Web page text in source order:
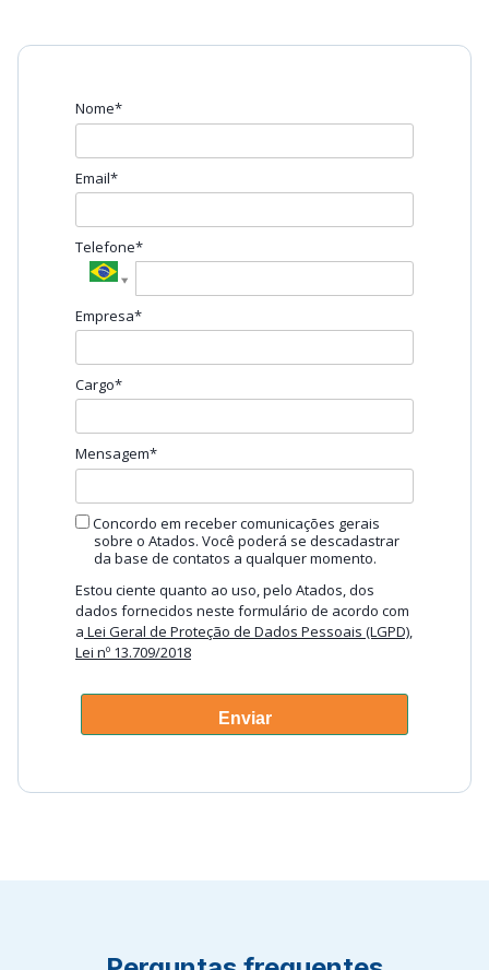
Nome*
Email*
Telefone*
Empresa*
Cargo*
Mensagem*
Concordo em receber comunicações gerais
sobre o Atados. Você poderá se descadastrar
da base de contatos a qualquer momento.
Estou ciente quanto ao uso, pelo Atados, dos
dados fornecidos neste formulário de acordo com
a Lei Geral de Proteção de Dados Pessoais (LGPD),
Lei nº 13.709/2018
Enviar